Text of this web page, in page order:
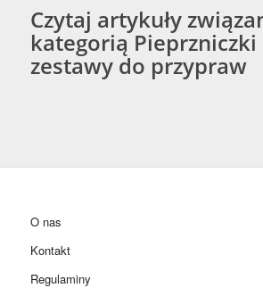
Czytaj artykuły
kategorią
zestawy do przypraw
O nas
Kontakt
Regulaminy